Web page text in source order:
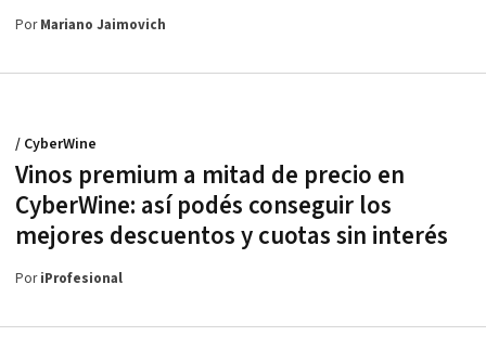
PorMariano Jaimovich
Vinos premium a mitad de precio en
CyberWine: así podés conseguir los
mejores descuentos y cuotas sin interés
/ CyberWine
PoriProfesional